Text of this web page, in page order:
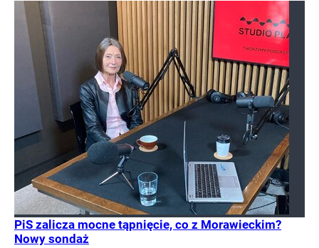
PiS zalicza mocne tąpnięcie, co z Morawieckim?
Nowy sondaż